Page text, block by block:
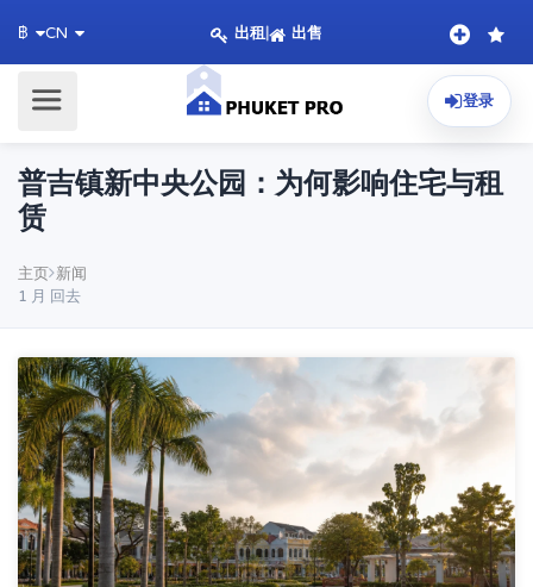
฿ CN 出租| 出售
登录
普吉镇新中央公园：为何影响住宅与租
赁
主页 新闻
1 月 回去